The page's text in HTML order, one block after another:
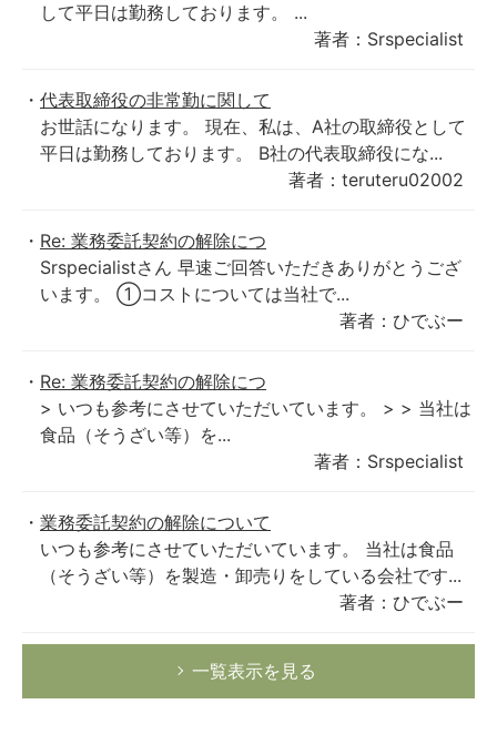
して平日は勤務しております。 ...
著者：Srspecialist
代表取締役の非常勤に関して
お世話になります。 現在、私は、A社の取締役として
平日は勤務しております。 B社の代表取締役にな...
著者：teruteru02002
Re: 業務委託契約の解除につ
Srspecialistさん 早速ご回答いただきありがとうござ
います。 ①コストについては当社で...
著者：ひでぶー
Re: 業務委託契約の解除につ
> いつも参考にさせていただいています。 > > 当社は
食品（そうざい等）を...
著者：Srspecialist
業務委託契約の解除について
いつも参考にさせていただいています。 当社は食品
（そうざい等）を製造・卸売りをしている会社です...
著者：ひでぶー
一覧表示を見る